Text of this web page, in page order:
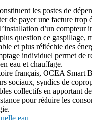
les postes de
de payer une facture trop
d’un compteur
question de gaspillage,
et plus réfléchie des
individuel permet de
eau et chauffage.
français, OCEA Smart
sociaux, syndics de
collectifs en apportant
pour réduire les
eau